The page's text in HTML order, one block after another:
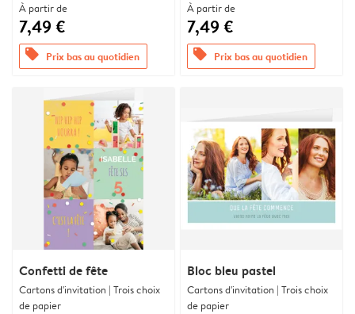
À partir de
7,49 €
offers Prix bas au quotidien
À partir de
7,49 €
offers Prix bas au quotidien
Confetti de fête
Cartons d'invitation | Trois choix
de papier
Bloc bleu pastel
Cartons d'invitation | Trois choix
de papier